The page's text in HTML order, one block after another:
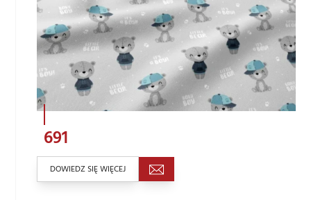
691
DOWIEDZ SIĘ WIĘCEJ